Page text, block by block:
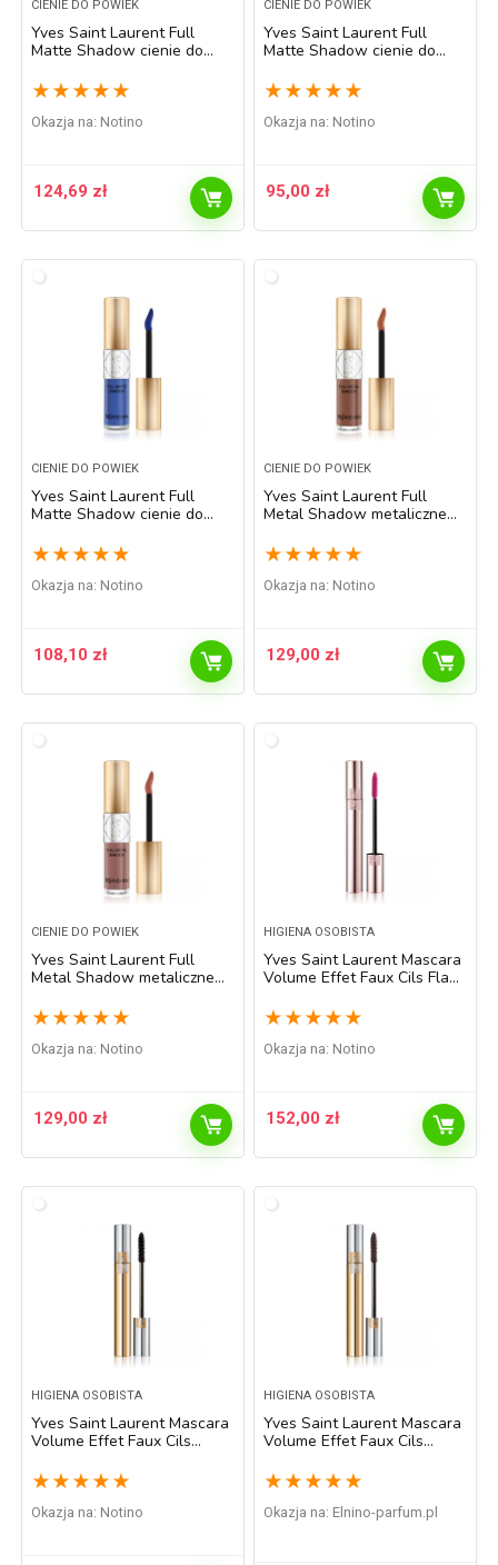
CIENIE DO POWIEK
Yves Saint Laurent Full
Matte Shadow cienie do
wykończeniem odcień 4
Innocent Beige 4,5 ml
★ ★ ★ ★ ★
Okazja na: Notino
124,69 zł
CIENIE DO POWIEK
Yves Saint Laurent Full
Matte Shadow cienie do
wykończeniem odcień 5
Reckless Grey 4,5 ml
★ ★ ★ ★ ★
Okazja na: Notino
95,00 zł
CIENIE DO POWIEK
Yves Saint Laurent Full
Matte Shadow cienie do
wykończeniem odcień 6
Rebel Blue 4,5 ml
★ ★ ★ ★ ★
Okazja na: Notino
108,10 zł
CIENIE DO POWIEK
Yves Saint Laurent Full
Metal Shadow metaliczne
Onde Sable 4,5 ml
★ ★ ★ ★ ★
Okazja na: Notino
129,00 zł
CIENIE DO POWIEK
Yves Saint Laurent Full
Metal Shadow metaliczne
Pink Cascade 4,5 ml
★ ★ ★ ★ ★
Okazja na: Notino
129,00 zł
HIGIENA OSOBISTA
Yves Saint Laurent Mascara
Volume Effet Faux Cils Flash
nadający objętość i
podkręcający rzęsy odcień
Flash Primer 5,1 ml
★ ★ ★ ★ ★
Okazja na: Notino
152,00 zł
HIGIENA OSOBISTA
Yves Saint Laurent Mascara
Volume Effet Faux Cils
odcień 1 Noir Haute Densité
/ High Density Black 7,5 ml
★ ★ ★ ★ ★
Okazja na: Notino
HIGIENA OSOBISTA
Yves Saint Laurent Mascara
Volume Effet Faux Cils
odcień 2 Brun Généreux /
Rich Brown 7,5 ml
★ ★ ★ ★ ★
Okazja na: elnino-parfum.pl